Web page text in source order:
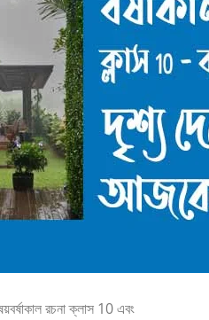
রচনা ক্লাস 10 এবং